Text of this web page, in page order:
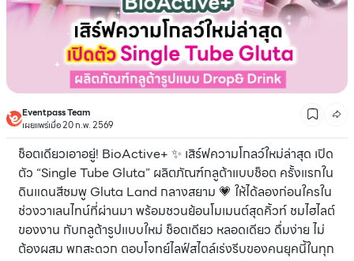
Eventpass Team
เผยแพร่เมื่อ 20 ก.พ. 2569
ช็อตเดียวเอาอยู่! BioActive+ ✨ เสิร์ฟความโกลว์ใหม่ล่าสุด เปิด
ตัว “Single Tube Gluta” ผลิตภัณฑ์กลูต้าแบบช็อต ครั้งแรกใน
ดินแดนสีชมพู Gluta Land กลางสยาม 💗 ให้ได้ลองก่อนใครใน
ช่วงวาเลนไทน์ที่ผ่านมา พร้อมชวนย้อนโมเมนต์สุดคิ้วท์ ชมไฮไลต์
ของงาน กับกลูต้ารูปแบบใหม่ ช็อตเดียว หลอดเดียว ดื่มง่าย ไม่
ต้องผสม พกสะดวก ตอบโจทย์ไลฟ์สไตล์เร่งรีบของคนยุคนี้ในทุก